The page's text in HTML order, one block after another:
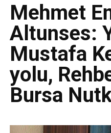
Mehmet
Altunses:
Mustafa
yolu,
Bursa